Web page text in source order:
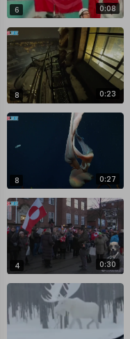
6 0:08
8 0:23
8 0:27
4 0:30